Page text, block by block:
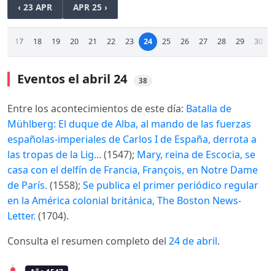
‹ 23 APR APR 25 ›
17 18 19 20 21 22 23 24 25 26 27 28 29 30
Eventos el abril 24 38
Entre los acontecimientos de este día: Batalla de
Mühlberg: El duque de Alba, al mando de las fuerzas
españolas-imperiales de Carlos I de España, derrota a
las tropas de la Lig... (1547); Mary, reina de Escocia, se
casa con el delfín de Francia, François, en Notre Dame
de París. (1558); Se publica el primer periódico regular
en la América colonial británica, The Boston News-
Letter. (1704).
Consulta el resumen completo del 24 de abril.